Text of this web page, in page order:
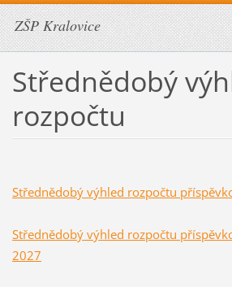
ZŠP Kralovice
Střednědobý
rozpočtu
Střednědobý výhled rozpočtu
Střednědobý výhled rozpočtu
2027